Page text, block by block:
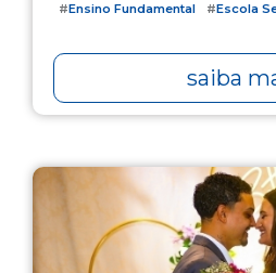
#Ensino Fundamental #Escola
saiba